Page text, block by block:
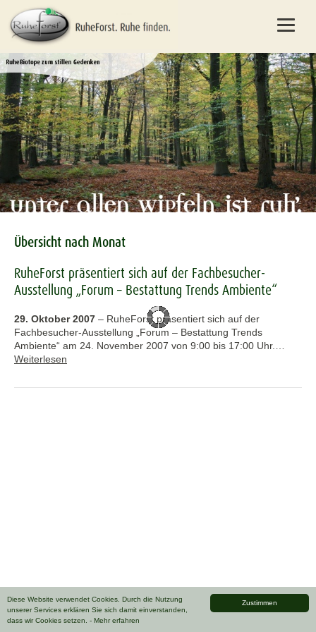
Zustimmen
Diese Website verwendet Cookies. Durch die Nutzung
unserer Services erklären Sie sich damit einverstanden,
dass wir Cookies setzen. - Mehr erfahren
Übersicht nach Monat
RuheForst präsentiert sich auf der Fachbesucher-
Ausstellung „Forum – Bestattung Trends Ambiente“
29. Oktober 2007 – RuheForst präsentiert sich auf der
Fachbesucher-Ausstellung „Forum – Bestattung Trends
Ambiente“ am 24. November 2007 von 9:00 bis 17:00 Uhr.…
Weiterlesen